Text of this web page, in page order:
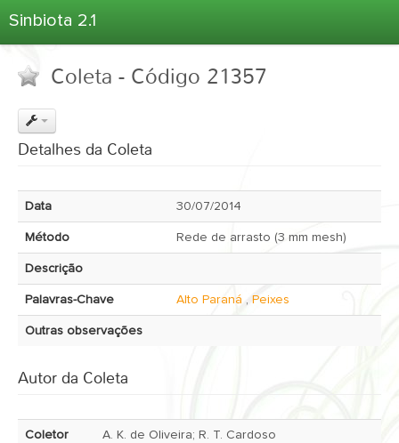
Sinbiota 2.1
Informações Ambientais
Coletas
Atlas 2.1
Estatísticas
Sobre o Sinbiota
Login
Coleta - Código 21357
Detalhes da Coleta
Data 30/07/2014
Método Rede de arrasto (3 mm mesh)
Descrição
Palavras-Chave Alto Paraná , Peixes
Outras observações
Autor da Coleta
Coletor A. K. de Oliveira; R. T. Cardoso